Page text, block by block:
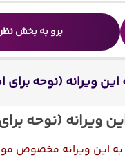
برو به بخش
ویرانه (نوحه برای
ویرانه (نوحه
به این ویرانه مخصوص